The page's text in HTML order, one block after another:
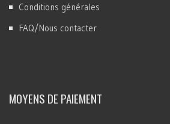
Conditions générales
FAQ/Nous contacter
MOYENS DE PAIEMENT